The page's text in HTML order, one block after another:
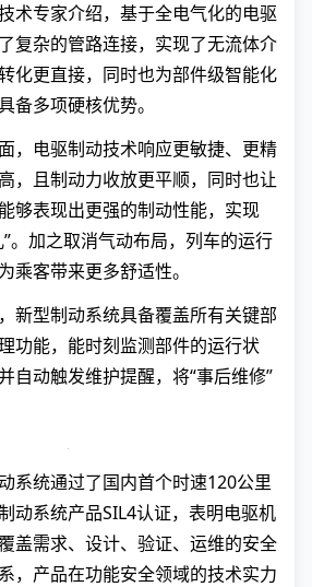
术专家介绍，基于全电气化的电驱
复杂的管路连接，实现了无流体介
化更直接，同时也为部件级智能化
备多项硬核优势。
，电驱制动技术响应更敏捷、更精
，且制动力收放更平顺，同时也让
够表现出更强的制动性能，实现
。加之取消气动布局，列车的运行
乘客带来更多舒适性。
新型制动系统具备覆盖所有关键部
功能，能时刻监测部件的运行状
自动触发维护提醒，将“事后维修”
系统通过了国内首个时速120公里
动系统产品SIL4认证，表明电驱机
盖需求、设计、验证、运维的安全
，产品在功能安全领域的技术实力